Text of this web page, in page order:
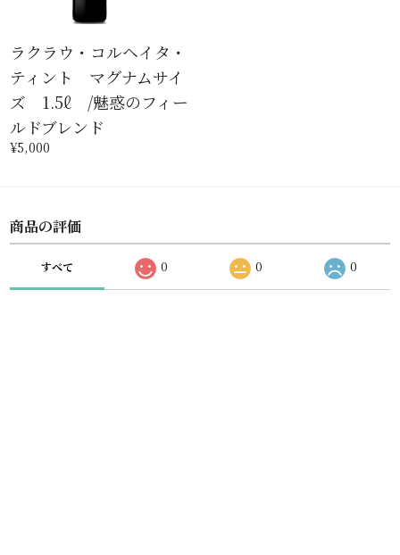
ラクラウ・コルヘイタ・
ティント マグナムサイ
ズ 1.5ℓ /魅惑のフィー
ルドブレンド
¥5,000
商品の評価
すべて 0 0 0